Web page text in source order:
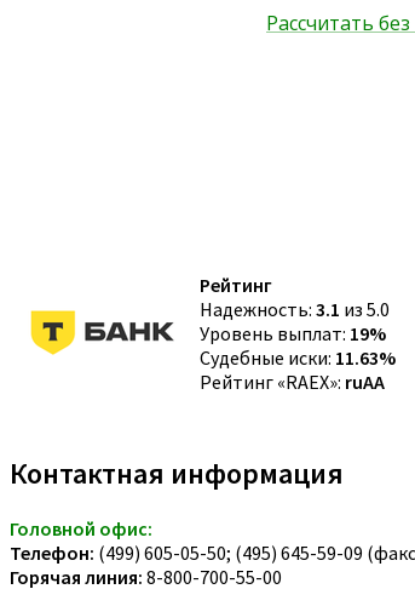
Рейтинг
Надежность: 3.1 из 5.0
Уровень выплат: 19%
Судебные иски: 11.63%
Рейтинг «RAEX»: ruAA
Контактная информация
Головной офис:
Телефон: (499) 605-05-50; (495) 645-59-09
Горячая линия: 8-800-700-55-00